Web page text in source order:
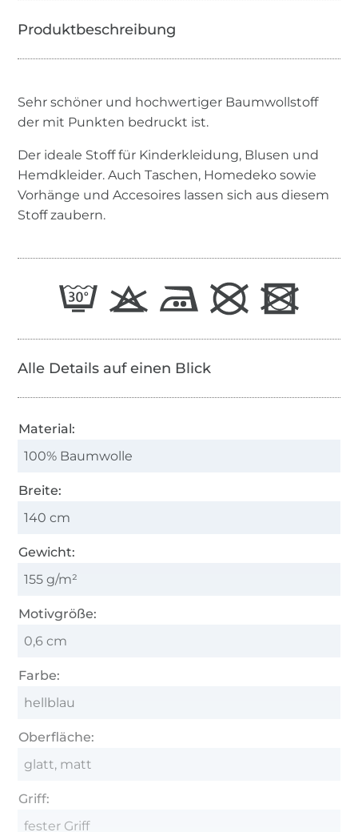
Sehr schöner und hochwertiger Baumwollstoff
der mit Punkten bedruckt ist.
Der ideale Stoff für Kinderkleidung, Blusen und
Hemdkleider. Auch Taschen, Homedeko sowie
Vorhänge und Accesoires lassen sich aus diesem
Stoff zaubern.
Alle Details auf einen Blick
Material:
100% Baumwolle
Breite:
140 cm
Gewicht:
155 g/m²
Motivgröße:
0,6 cm
Farbe:
hellblau
Oberfläche:
glatt, matt
Griff:
fester Griff